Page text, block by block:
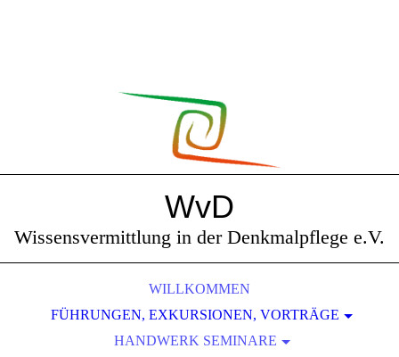
WvD
Wissensvermittlung in der Denkmalpflege e.V.
WILLKOMMEN
FÜHRUNGEN, EXKURSIONEN, VORTRÄGE
SÄCHSISCHE KLEIN- UND MITTELSTÄDTE
HANDWERK SEMINARE